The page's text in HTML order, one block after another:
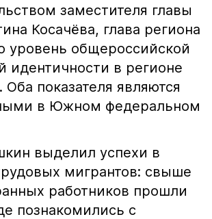
заместителя главы
Косачёва, глава региона
уровень общероссийской
идентичности в регионе
Оба показателя являются
в Южном федеральном
выделил успехи в
мигрантов: свыше
работников прошли
познакомились с